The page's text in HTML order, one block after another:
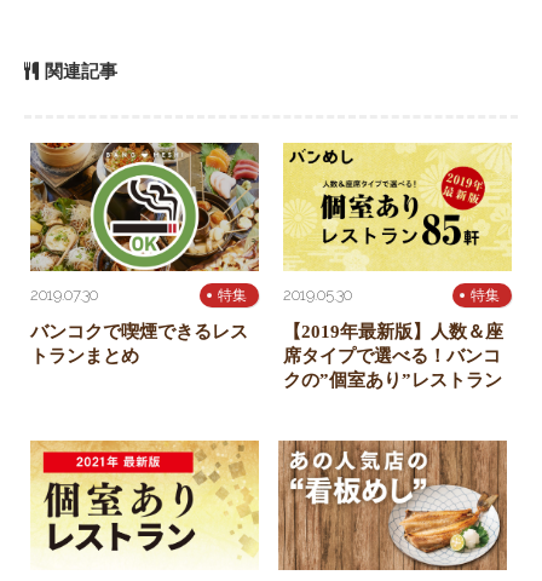
関連記事
2019.07.30 特集
バンコクで喫煙できるレス
トランまとめ
2019.05.30 特集
【2019年最新版】人数＆座
席タイプで選べる！バンコ
クの”個室あり”レストラン